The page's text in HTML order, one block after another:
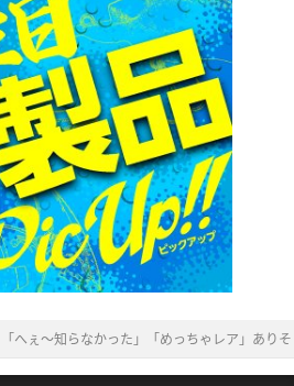
「へぇ〜知らなかった」「めっちゃレア」あり